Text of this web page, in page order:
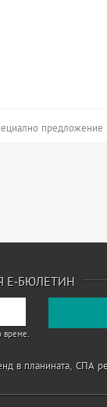
предложение
Е-БЮЛЕТИН
време.
в планината, СПА